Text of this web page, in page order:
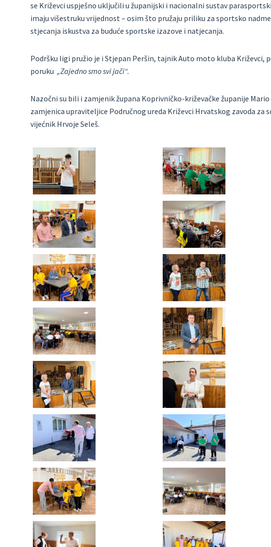
se Križevci uspješno uključili u županijski i nacionalni sustav
imaju višestruku vrijednost – osim što pružaju priliku za sportsko
stjecanja iskustva za buduće sportske izazove i natjecanja.
Podršku ligi pružio je i Stjepan Peršin, tajnik Auto moto kluba Križevci,
poruku „Zajedno smo svi jači“.
Nazočni su bili i zamjenik župana Koprivničko-križevačke županije
zamjenica upraviteljice Područnog ureda Križevci Hrvatskog zavoda za
vijećnik Hrvoje Seleš.